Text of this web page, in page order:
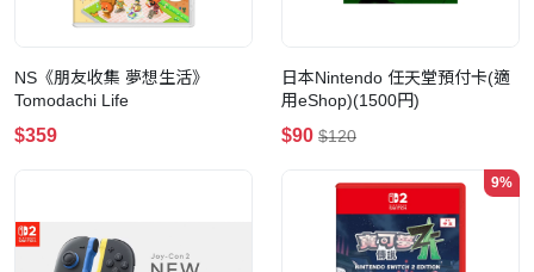
NS《朋友收集 夢想生活》
Tomodachi Life
$359
日本Nintendo 任天堂預付卡(適
用eShop)(1500円)
$90 $120
9%